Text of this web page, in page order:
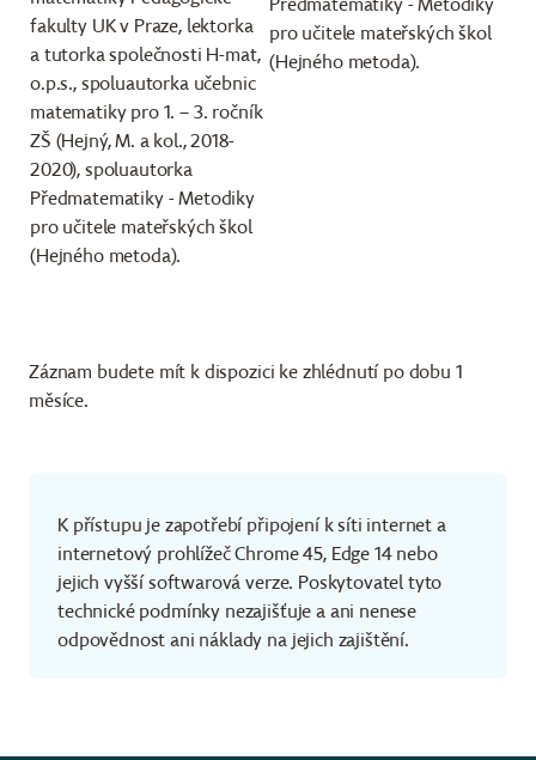
fakulty UK v Praze, lektorka
a tutorka společnosti H-mat,
o.p.s., spoluautorka učebnic
matematiky pro 1. – 3. ročník
ZŠ (Hejný, M. a kol., 2018-
2020), spoluautorka
Předmatematiky - Metodiky
pro učitele mateřských škol
(Hejného metoda).
pro učitele mateřských škol
(Hejného metoda).
Záznam budete mít k dispozici ke zhlédnutí po dobu 1
měsíce.
K přístupu je zapotřebí připojení k síti internet a
internetový prohlížeč Chrome 45, Edge 14 nebo
jejich vyšší softwarová verze. Poskytovatel tyto
technické podmínky nezajišťuje a ani nenese
odpovědnost ani náklady na jejich zajištění.